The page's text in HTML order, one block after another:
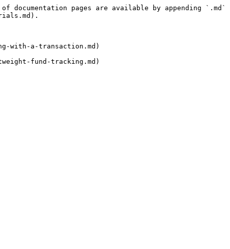
pages are available by appending `.md`
with-a-transaction.md)